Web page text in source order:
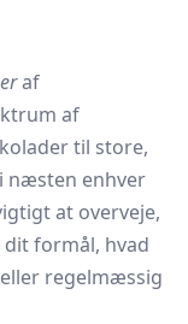
af
af
til store,
næsten enhver
at overveje,
formål, hvad
regelmæssig